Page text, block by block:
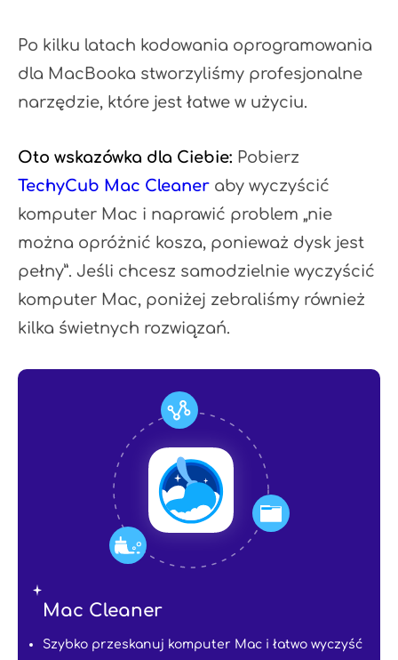
Po kilku latach kodowania oprogramowania
dla MacBooka stworzyliśmy profesjonalne
narzędzie, które jest łatwe w użyciu.
Oto wskazówka dla Ciebie: Pobierz
TechyCub Mac Cleaner aby wyczyścić
komputer Mac i naprawić problem „nie
można opróżnić kosza, ponieważ dysk jest
pełny”. Jeśli chcesz samodzielnie wyczyścić
komputer Mac, poniżej zebraliśmy również
kilka świetnych rozwiązań.
Mac Cleaner
Szybko przeskanuj komputer Mac i łatwo wyczyść